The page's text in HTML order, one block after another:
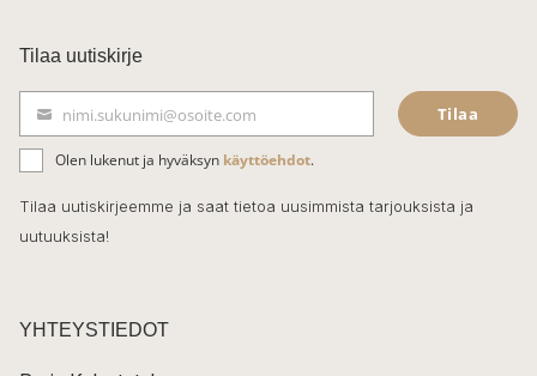
c
e
b
o
o
k
Tilaa uutiskirje
ä
h
k
t
nimi.sukunimi@osoite.com Tilaa
Olen lukenut ja hyväksyn käyttöehdot.
Tilaa uutiskirjeemme ja saat tietoa uusimmista tarjouksista ja
uutuuksista!
YHTEYSTIEDOT